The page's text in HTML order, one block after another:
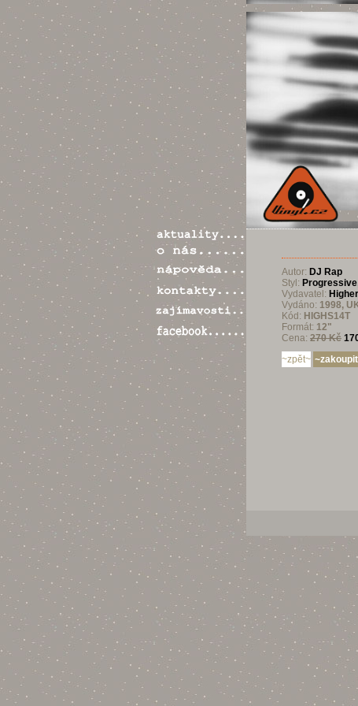
Autor: DJ Rap
Styl: Progressive
Vydavatel:
Vydáno: 1998,
Kód: HIGHS14T
Formát: 12"
Cena: 270 Kč